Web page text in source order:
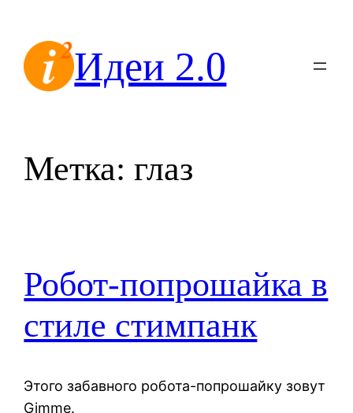
содержимомуИдеи 2.0
Метка:глаз
Робот-попрошайка в
стиле стимпанк
Этого забавного робота-попрошайку зовут
Gimme.